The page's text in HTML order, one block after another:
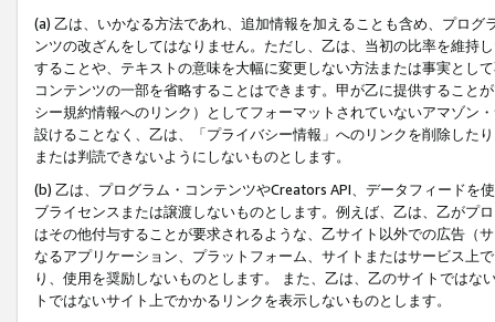
(a) 乙は、いかなる方法であれ、追加情報を加えることも含め、プロ
ンツの改ざんをしてはなりません。ただし、乙は、当初の比率を維持
することや、テキストの意味を大幅に変更しない方法または事実とし
コンテンツの一部を省略することはできます。甲が乙に提供すること
シー規約情報へのリンク）としてフォーマットされていないアマゾン
設けることなく、乙は、「プライバシー情報」へのリンクを削除した
または判読できないようにしないものとします。
(b) 乙は、プログラム・コンテンツやCreators API、データフィード
ブライセンスまたは譲渡しないものとします。例えば、乙は、乙がプ
はその他付与することが要求されるような、乙サイト以外での広告（
なるアプリケーション、プラットフォーム、サイトまたはサービス上
り、使用を奨励しないものとします。 また、乙は、乙のサイトでは
トではないサイト上でかかるリンクを表示しないものとします。